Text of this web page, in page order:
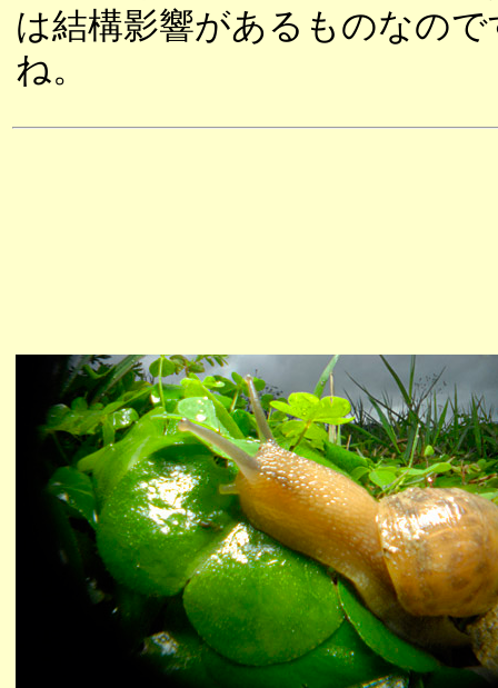
は結構影響があるものなので
ね。